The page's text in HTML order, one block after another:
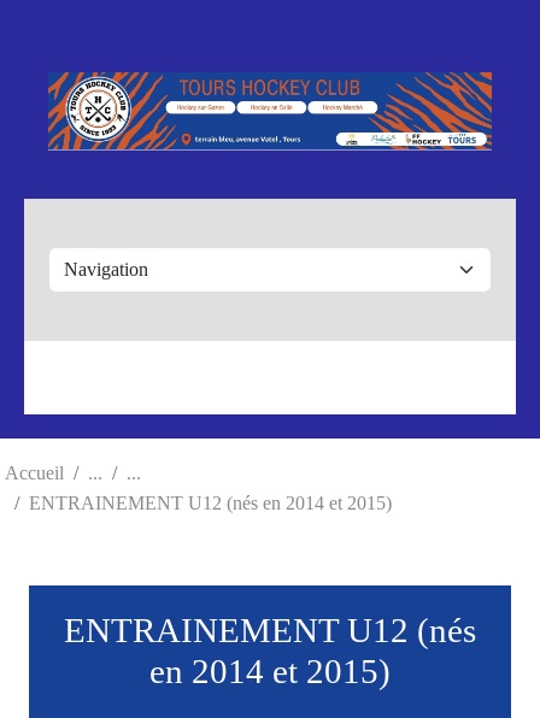
Accueil
ENTRAINEMENT U12 (nés en 2014 et 2015)
ENTRAINEMENT U12 (nés
en 2014 et 2015)